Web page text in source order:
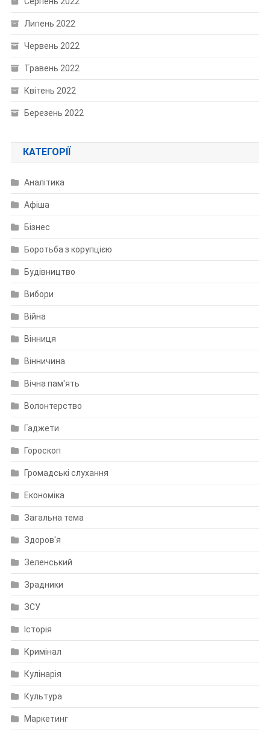
Липень 2022
Червень 2022
Травень 2022
Квітень 2022
Березень 2022
КАТЕГОРІЇ
Аналітика
Афіша
Бізнес
Боротьба з корупцією
Будівництво
Вибори
Війна
Вінниця
Вінничина
Вічна пам'ять
Волонтерство
Гаджети
Гороскоп
Громадські слухання
Економіка
Загальна тема
Здоров'я
Зеленський
Зрадники
ЗСУ
Історія
Кримінал
Кулінарія
Культура
Маркетинг